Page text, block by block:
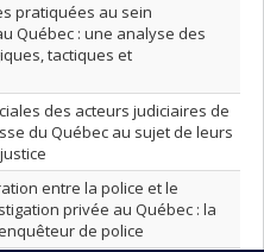
pratiquées au sein
Québec : une analyse des
tactiques et
des acteurs judiciaires de
du Québec au sujet de leurs
entre la police et le
privée au Québec : la
de police